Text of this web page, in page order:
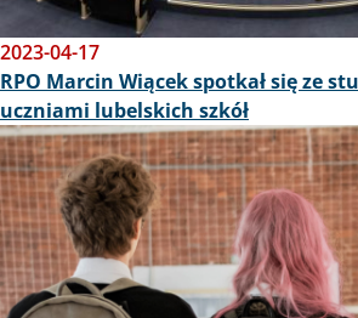
2023-04-17
RPO Marcin Wiącek spotkał się ze
uczniami lubelskich szkół
Obraz